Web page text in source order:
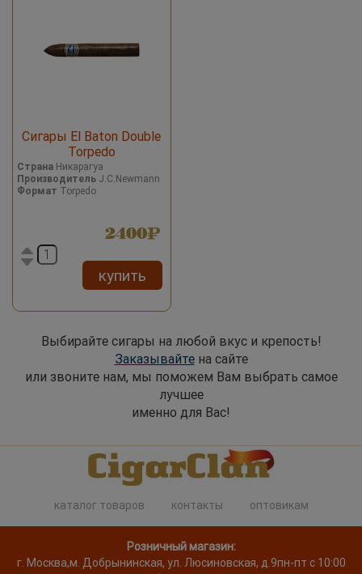
Сигары El Baton Double
Torpedo
Страна Никарагуа
Производитель J.C.Newmann
Формат Torpedo
2400
купить
Выбирайте сигары на любой вкус и крепость!
Заказывайтена сайте
или звоните нам, мы поможем Вам выбрать самое
лучшее
именно для Вас!
каталог товаров контакты оптовикам
Розничный магазин:
г. Москва,м. Добрынинская, ул. Люсиновская, д.9пн-пт с 10:00